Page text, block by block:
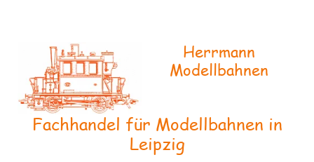
Herrmann
Modellbahnen
Fachhandel für Modellbahnen in
Leipzig